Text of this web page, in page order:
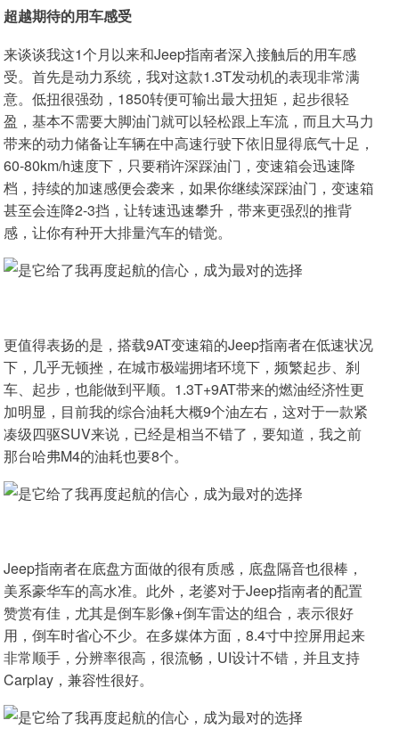
超越期待的用车感受
来谈谈我这1个月以来和Jeep指南者深入接触后的用车感
受。首先是动力系统，我对这款1.3T发动机的表现非常满
意。低扭很强劲，1850转便可输出最大扭矩，起步很轻
盈，基本不需要大脚油门就可以轻松跟上车流，而且大马力
带来的动力储备让车辆在中高速行驶下依旧显得底气十足，
60-80km/h速度下，只要稍许深踩油门，变速箱会迅速降
档，持续的加速感便会袭来，如果你继续深踩油门，变速箱
甚至会连降2-3挡，让转速迅速攀升，带来更强烈的推背
感，让你有种开大排量汽车的错觉。
更值得表扬的是，搭载9AT变速箱的Jeep指南者在低速状况
下，几乎无顿挫，在城市极端拥堵环境下，频繁起步、刹
车、起步，也能做到平顺。1.3T+9AT带来的燃油经济性更
加明显，目前我的综合油耗大概9个油左右，这对于一款紧
凑级四驱SUV来说，已经是相当不错了，要知道，我之前
那台哈弗M4的油耗也要8个。
Jeep指南者在底盘方面做的很有质感，底盘隔音也很棒，
美系豪华车的高水准。此外，老婆对于Jeep指南者的配置
赞赏有佳，尤其是倒车影像+倒车雷达的组合，表示很好
用，倒车时省心不少。在多媒体方面，8.4寸中控屏用起来
非常顺手，分辨率很高，很流畅，UI设计不错，并且支持
Carplay，兼容性很好。